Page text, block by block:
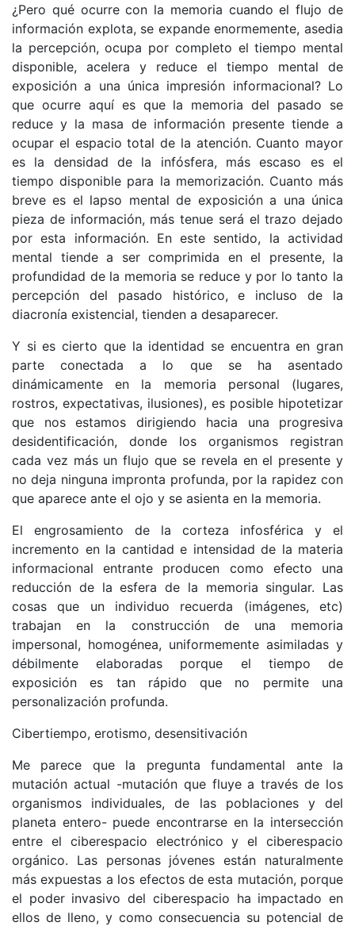
¿Pero qué ocurre con la memoria cuando el flujo de
información explota, se expande enormemente, asedia
la percepción, ocupa por completo el tiempo mental
disponible, acelera y reduce el tiempo mental de
exposición a una única impresión informacional? Lo
que ocurre aquí es que la memoria del pasado se
reduce y la masa de información presente tiende a
ocupar el espacio total de la atención. Cuanto mayor
es la densidad de la infósfera, más escaso es el
tiempo disponible para la memorización. Cuanto más
breve es el lapso mental de exposición a una única
pieza de información, más tenue será el trazo dejado
por esta información. En este sentido, la actividad
mental tiende a ser comprimida en el presente, la
profundidad de la memoria se reduce y por lo tanto la
percepción del pasado histórico, e incluso de la
diacronía existencial, tienden a desaparecer.
Y si es cierto que la identidad se encuentra en gran
parte conectada a lo que se ha asentado
dinámicamente en la memoria personal (lugares,
rostros, expectativas, ilusiones), es posible hipotetizar
que nos estamos dirigiendo hacia una progresiva
desidentificación, donde los organismos registran
cada vez más un flujo que se revela en el presente y
no deja ninguna impronta profunda, por la rapidez con
que aparece ante el ojo y se asienta en la memoria.
El engrosamiento de la corteza infosférica y el
incremento en la cantidad e intensidad de la materia
informacional entrante producen como efecto una
reducción de la esfera de la memoria singular. Las
cosas que un individuo recuerda (imágenes, etc)
trabajan en la construcción de una memoria
impersonal, homogénea, uniformemente asimiladas y
débilmente elaboradas porque el tiempo de
exposición es tan rápido que no permite una
personalización profunda.
Cibertiempo, erotismo, desensitivación
Me parece que la pregunta fundamental ante la
mutación actual -mutación que fluye a través de los
organismos individuales, de las poblaciones y del
planeta entero- puede encontrarse en la intersección
entre el ciberespacio electrónico y el ciberespacio
orgánico. Las personas jóvenes están naturalmente
más expuestas a los efectos de esta mutación, porque
el poder invasivo del ciberespacio ha impactado en
ellos de lleno, y como consecuencia su potencial de